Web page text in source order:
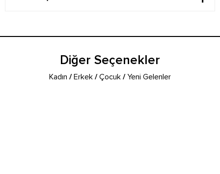
Diğer Seçenekler
Kadın /Erkek /Çocuk /Yeni Gelenler